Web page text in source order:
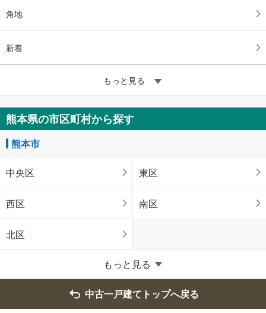
角地
新着
もっと見る
熊本県の市区町村から探す
熊本市
中央区 東区
西区 南区
北区
熊本県のそのほかの地域
人吉市
もっと見る
中古一戸建てトップへ戻る